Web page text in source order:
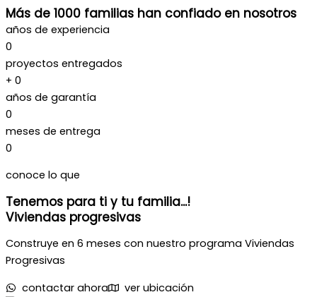
Más de 1000 familias han confiado en nosotros
años de experiencia
0
proyectos entregados
+ 0
años de garantía
0
meses de entrega
0
conoce lo que
Tenemos para ti y tu familia...!
Viviendas progresivas
Construye en 6 meses con nuestro programa Viviendas
Progresivas
contactar ahora
ver ubicación